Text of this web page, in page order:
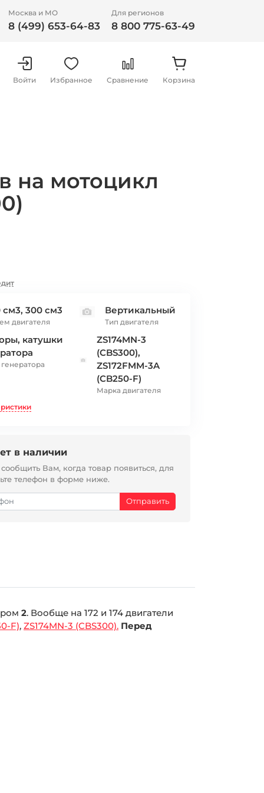
Москва и МО
8 (499) 653-64-83
Для регионов
8 800 775-63-49
Войти Избранное Сравнение Корзина
на мотоцикл
см3, 300 см3
двигателя
Вертикальный
Тип двигателя
катушки
ZS174MN-3
(CBS300),
ZS172FMM-3A
(CB250-F)
Марка двигателя
в наличии
Вам, когда товар появиться, для
телефон в форме ниже.
2. Вообще на 172 и 174 двигатели
F), ZS174MN-3 (CBS300). Перед